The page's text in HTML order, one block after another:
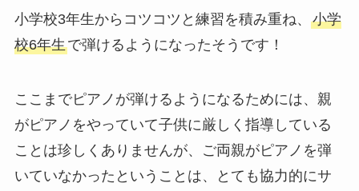
小学校3年生からコツコツと練習を積み重ね、 小学
校6年生で弾けるようになったそうです！
ここまでピアノが弾けるようになるためには、親
がピアノをやっていて子供に厳しく指導している
ことは珍しくありませんが、ご両親がピアノを弾
いていなかったということは、とても協力的にサ